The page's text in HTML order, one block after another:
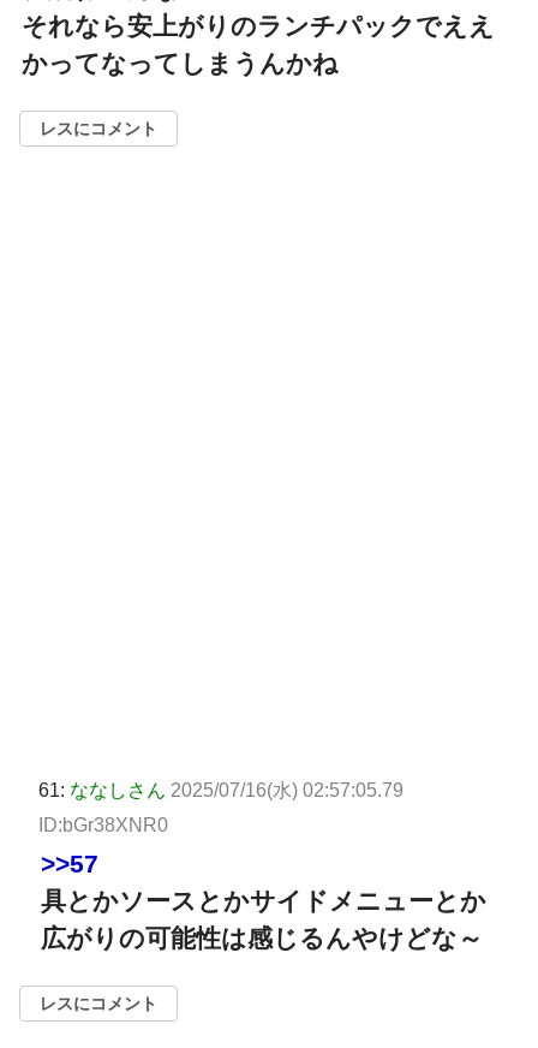
それなら安上がりのランチパックでええ
かってなってしまうんかね
レスにコメント
61: ななしさん 2025/07/16(水) 02:57:05.79
ID:bGr38XNR0
>>57
具とかソースとかサイドメニューとか
広がりの可能性は感じるんやけどな～
レスにコメント